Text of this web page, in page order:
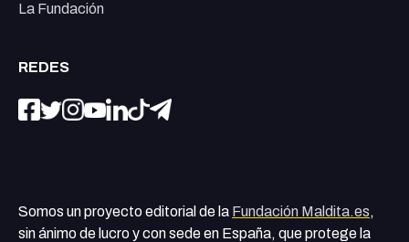
La Fundación
REDES
Somos un proyecto editorial de la Fundación Maldita.es,
sin ánimo de lucro y con sede en España, que protege la